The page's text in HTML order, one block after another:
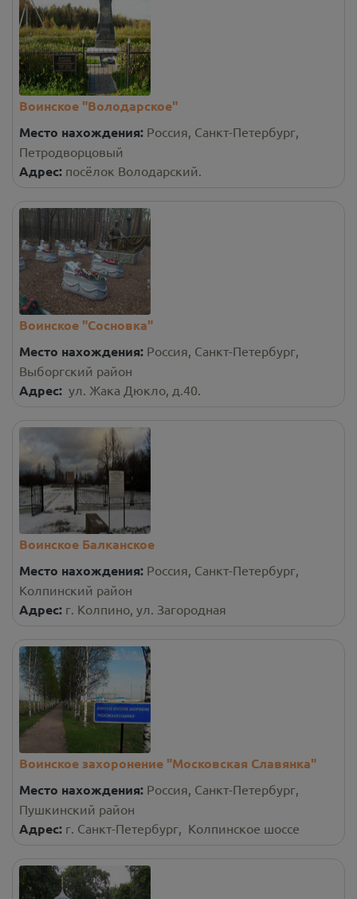
Воинское "Володарское"
Место нахождения: Россия, Санкт-Петербург,
Петродворцовый
Адрес: посёлок Володарский.
Воинское "Сосновка"
Место нахождения: Россия, Санкт-Петербург,
Выборгский район
Адрес: ул. Жака Дюкло, д.40.
Воинское Балканское
Место нахождения: Россия, Санкт-Петербург,
Колпинский район
Адрес: г. Колпино, ул. Загородная
Воинское захоронение "Московская Славянка"
Место нахождения: Россия, Санкт-Петербург,
Пушкинский район
Адрес: г. Санкт-Петербург, Колпинское шоссе